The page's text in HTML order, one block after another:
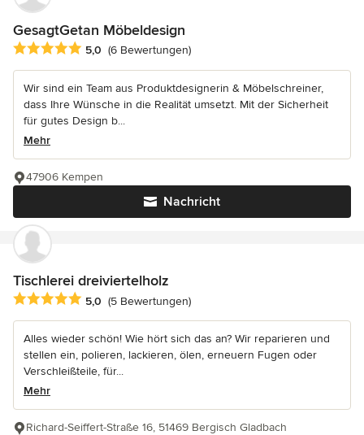
GesagtGetan Möbeldesign
Durchschnittliche Bewertung: 5 von 5 Sternen
5,0 (6 Bewertungen)
Wir sind ein Team aus Produktdesignerin & Möbelschreiner,
dass Ihre Wünsche in die Realität umsetzt. Mit der Sicherheit
für gutes Design b...
Mehr
Nachricht
47906 Kempen
Tischlerei dreiviertelholz
Durchschnittliche Bewertung: 5 von 5 Sternen
5,0 (5 Bewertungen)
Alles wieder schön! Wie hört sich das an? Wir reparieren und
stellen ein, polieren, lackieren, ölen, erneuern Fugen oder
Verschleißteile, für...
Mehr
Richard-Seiffert-Straße 16, 51469 Bergisch Gladbach